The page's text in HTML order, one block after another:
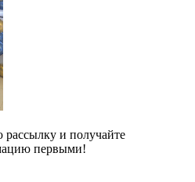
и получайте
первыми!